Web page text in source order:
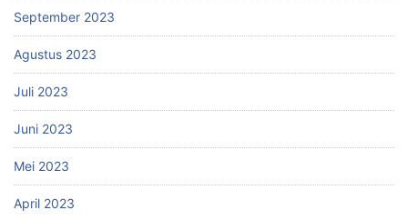
September 2023
Agustus 2023
Juli 2023
Juni 2023
Mei 2023
April 2023